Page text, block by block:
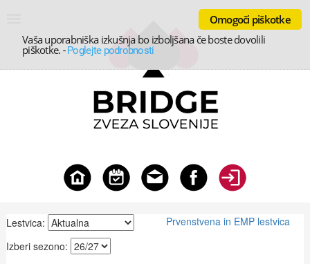
Vaša uporabniška izkušnja bo izboljšana če boste dovolili
piškotke. -Poglejte podrobnosti
Omogoči piškotke